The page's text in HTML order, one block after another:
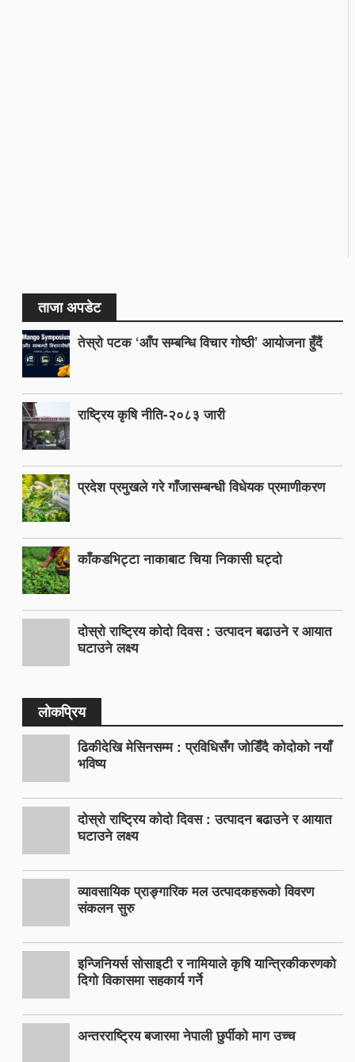
ताजा अपडेट
तेस्रो पटक ‘आँप सम्बन्धि विचार गोष्ठी’ आयोजना हुँदैं
राष्ट्रिय कृषि नीति-२०८३ जारी
प्रदेश प्रमुखले गरे गाँजासम्बन्धी विधेयक प्रमाणीकरण
काँकडभिट्टा नाकाबाट चिया निकासी घट्दो
दोस्रो राष्ट्रिय कोदो दिवस : उत्पादन बढाउने र आयात
घटाउने लक्ष्य
लोकप्रिय
ढिकीदेखि मेसिनसम्म : प्रविधिसँग जोडिँदै कोदोको नयाँ
भविष्य
दोस्रो राष्ट्रिय कोदो दिवस : उत्पादन बढाउने र आयात
घटाउने लक्ष्य
व्यावसायिक प्राङ्गारिक मल उत्पादकहरूको विवरण
संकलन सुरु
इन्जिनियर्स सोसाइटी र नामियाले कृषि यान्त्रिकीकरणको
दिगो विकासमा सहकार्य गर्ने
अन्तरराष्ट्रिय बजारमा नेपाली छुर्पीको माग उच्च